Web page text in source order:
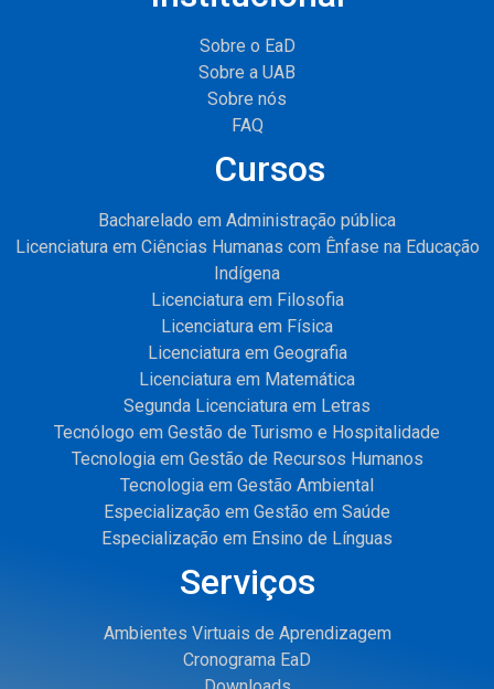
Sobre o EaD
Sobre a UAB
Sobre nós
FAQ
Cursos
Bacharelado em Administração pública
Licenciatura em Ciências Humanas com Ênfase na Educação
Indígena
Licenciatura em Filosofia
Licenciatura em Física
Licenciatura em Geografia
Licenciatura em Matemática
Segunda Licenciatura em Letras
Tecnólogo em Gestão de Turismo e Hospitalidade
Tecnologia em Gestão de Recursos Humanos
Tecnologia em Gestão Ambiental
Especialização em Gestão em Saúde
Especialização em Ensino de Línguas
Serviços
Ambientes Virtuais de Aprendizagem
Cronograma EaD